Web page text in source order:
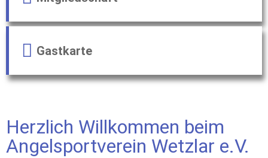
Gastkarte
Herzlich Willkommen beim
Angelsportverein Wetzlar e.V.